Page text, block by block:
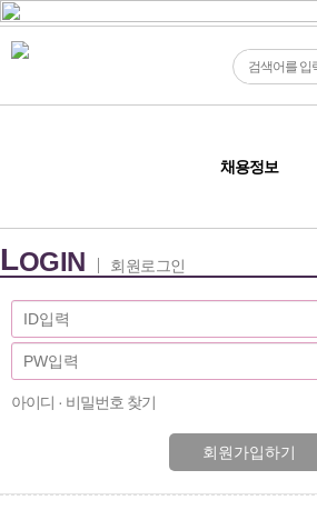
채용정보
LOGIN 회원로그인
아이디 · 비밀번호 찾기
회원가입하기